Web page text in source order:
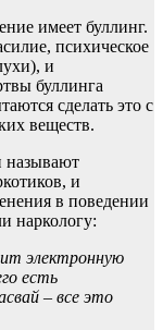
имеет буллинг.
психическое
и
буллинга
сделать это с
веществ.
называют
и
в поведении
наркологу:
электронную
есть
– все это